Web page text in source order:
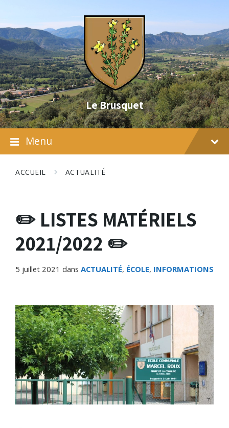
content
main
navigation
footer
Le Brusquet
Menu
ACCUEIL ACTUALITÉ
✏️ LISTES MATÉRIELS
2021/2022 ✏️
5 juillet 2021 dans ACTUALITÉ, ÉCOLE, INFORMATIONS